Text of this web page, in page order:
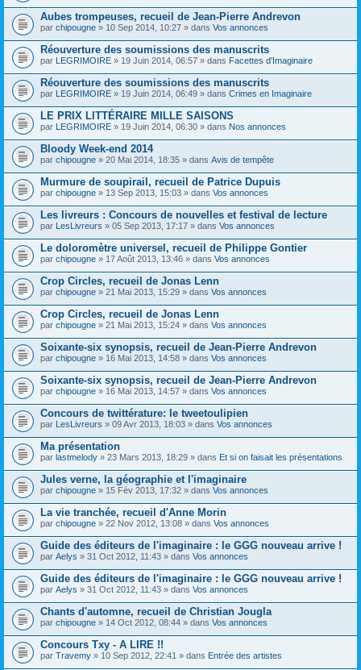
Aubes trompeuses, recueil de Jean-Pierre Andrevon
par chipougne » 10 Sep 2014, 10:27 » dans Vos annonces
Réouverture des soumissions des manuscrits
par LEGRIMOIRE » 19 Juin 2014, 06:57 » dans Facettes d'Imaginaire
Réouverture des soumissions des manuscrits
par LEGRIMOIRE » 19 Juin 2014, 06:49 » dans Crimes en Imaginaire
LE PRIX LITTÉRAIRE MILLE SAISONS
par LEGRIMOIRE » 19 Juin 2014, 06:30 » dans Nos annonces
Bloody Week-end 2014
par chipougne » 20 Mai 2014, 18:35 » dans Avis de tempête
Murmure de soupirail, recueil de Patrice Dupuis
par chipougne » 13 Sep 2013, 15:03 » dans Vos annonces
Les livreurs : Concours de nouvelles et festival de lecture
par LesLivreurs » 05 Sep 2013, 17:17 » dans Vos annonces
Le doloromètre universel, recueil de Philippe Gontier
par chipougne » 17 Août 2013, 13:46 » dans Vos annonces
Crop Circles, recueil de Jonas Lenn
par chipougne » 21 Mai 2013, 15:29 » dans Vos annonces
Crop Circles, recueil de Jonas Lenn
par chipougne » 21 Mai 2013, 15:24 » dans Vos annonces
Soixante-six synopsis, recueil de Jean-Pierre Andrevon
par chipougne » 16 Mai 2013, 14:58 » dans Vos annonces
Soixante-six synopsis, recueil de Jean-Pierre Andrevon
par chipougne » 16 Mai 2013, 14:57 » dans Vos annonces
Concours de twittérature: le tweetoulipien
par LesLivreurs » 09 Avr 2013, 18:03 » dans Vos annonces
Ma présentation
par lastmelody » 23 Mars 2013, 18:29 » dans Et si on faisait les présentations
Jules verne, la géographie et l'imaginaire
par chipougne » 15 Fév 2013, 17:32 » dans Vos annonces
La vie tranchée, recueil d'Anne Morin
par chipougne » 22 Nov 2012, 13:08 » dans Vos annonces
Guide des éditeurs de l'imaginaire : le GGG nouveau arrive !
par Aelys » 31 Oct 2012, 11:43 » dans Vos annonces
Guide des éditeurs de l'imaginaire : le GGG nouveau arrive !
par Aelys » 31 Oct 2012, 11:43 » dans Vos annonces
Chants d'automne, recueil de Christian Jougla
par chipougne » 14 Oct 2012, 08:44 » dans Vos annonces
Concours Txy - A LIRE !!
par Travemy » 10 Sep 2012, 22:41 » dans Entrée des artistes